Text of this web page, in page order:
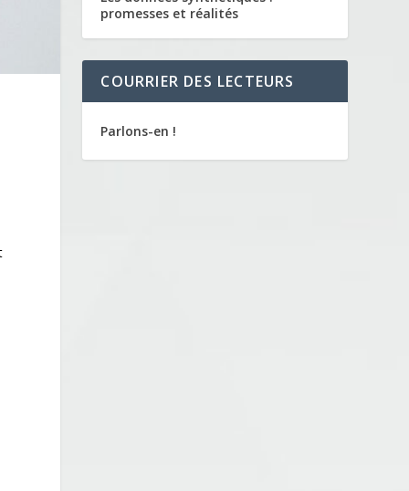
promesses et réalités
COURRIER DES LECTEURS
Parlons-en !